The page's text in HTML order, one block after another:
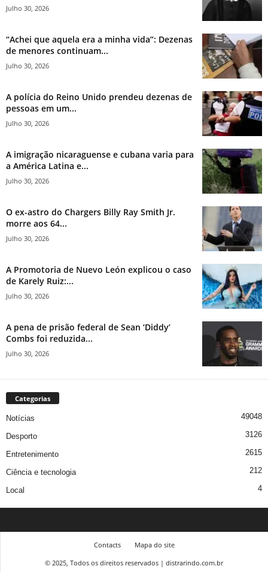
Julho 30, 2026
“Achei que aquela era a minha vida”: Dezenas
de menores continuam...
Julho 30, 2026
A polícia do Reino Unido prendeu dezenas de
pessoas em um...
Julho 30, 2026
A imigração nicaraguense e cubana varia para
a América Latina e...
Julho 30, 2026
O ex-astro do Chargers Billy Ray Smith Jr.
morre aos 64...
Julho 30, 2026
A Promotoria de Nuevo León explicou o caso
de Karely Ruiz:...
Julho 30, 2026
A pena de prisão federal de Sean ‘Diddy’
Combs foi reduzida...
Julho 30, 2026
Categorias
Notícias 49048
Desporto 3126
Entretenimento 2615
Ciência e tecnologia 212
Local 4
Contacts
Mapa do site
© 2025, Todos os direitos reservados | distrarindo.com.br